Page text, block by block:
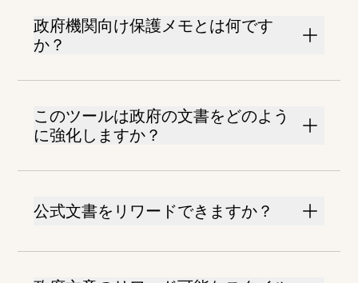
政府機関向け保護メモとは何です
か？
このツールは政府の文書をどのよう
に強化しますか？
公式文書をリワードできますか？